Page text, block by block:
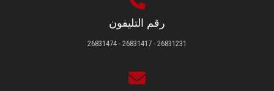
رقم التليفون
26831231 - 26831417 - 26831474